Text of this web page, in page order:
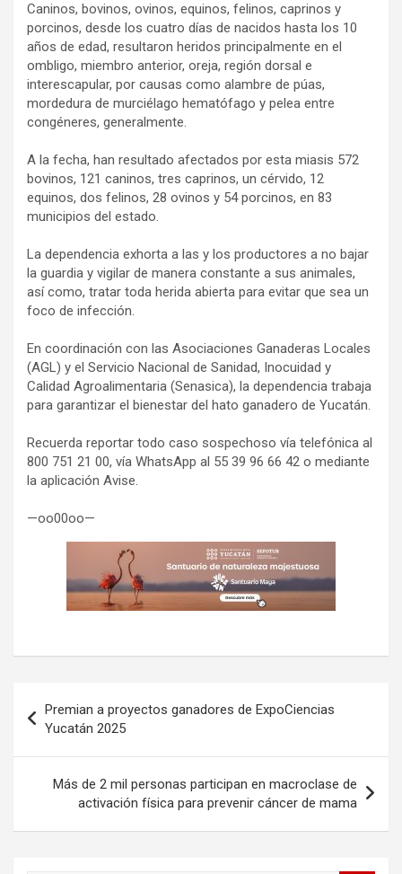
Caninos, bovinos, ovinos, equinos, felinos, caprinos y
porcinos, desde los cuatro días de nacidos hasta los 10
años de edad, resultaron heridos principalmente en el
ombligo, miembro anterior, oreja, región dorsal e
interescapular, por causas como alambre de púas,
mordedura de murciélago hematófago y pelea entre
congéneres, generalmente.
A la fecha, han resultado afectados por esta miasis 572
bovinos, 121 caninos, tres caprinos, un cérvido, 12
equinos, dos felinos, 28 ovinos y 54 porcinos, en 83
municipios del estado.
La dependencia exhorta a las y los productores a no bajar
la guardia y vigilar de manera constante a sus animales,
así como, tratar toda herida abierta para evitar que sea un
foco de infección.
En coordinación con las Asociaciones Ganaderas Locales
(AGL) y el Servicio Nacional de Sanidad, Inocuidad y
Calidad Agroalimentaria (Senasica), la dependencia trabaja
para garantizar el bienestar del hato ganadero de Yucatán.
Recuerda reportar todo caso sospechoso vía telefónica al
800 751 21 00, vía WhatsApp al 55 39 96 66 42 o mediante
la aplicación Avise.
—oo00oo—
de
entradas
Premian a proyectos ganadores de ExpoCiencias
Yucatán 2025
Más de 2 mil personas participan en macroclase de
activación física para prevenir cáncer de mama